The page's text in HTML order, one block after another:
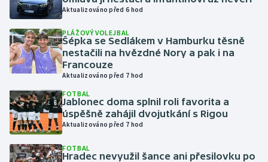
Judo
Krasobruslení
Lezení
Lyže a snowboard
Moderní pětiboj
Motorsport
Aktualizováno před 6 hod
PLÁŽOVÝ VOLEJBAL
Šépka se Sedlákem v Hamburku těsně
nestačili na hvězdné Nory a pak i na
Francouze
Aktualizováno před 7 hod
FOTBAL
Jablonec doma splnil roli favorita a
úspěšně zahájil dvojutkání s Rigou
Aktualizováno před 7 hod
FOTBAL
Hradec nevyužil šance ani přesilovku po